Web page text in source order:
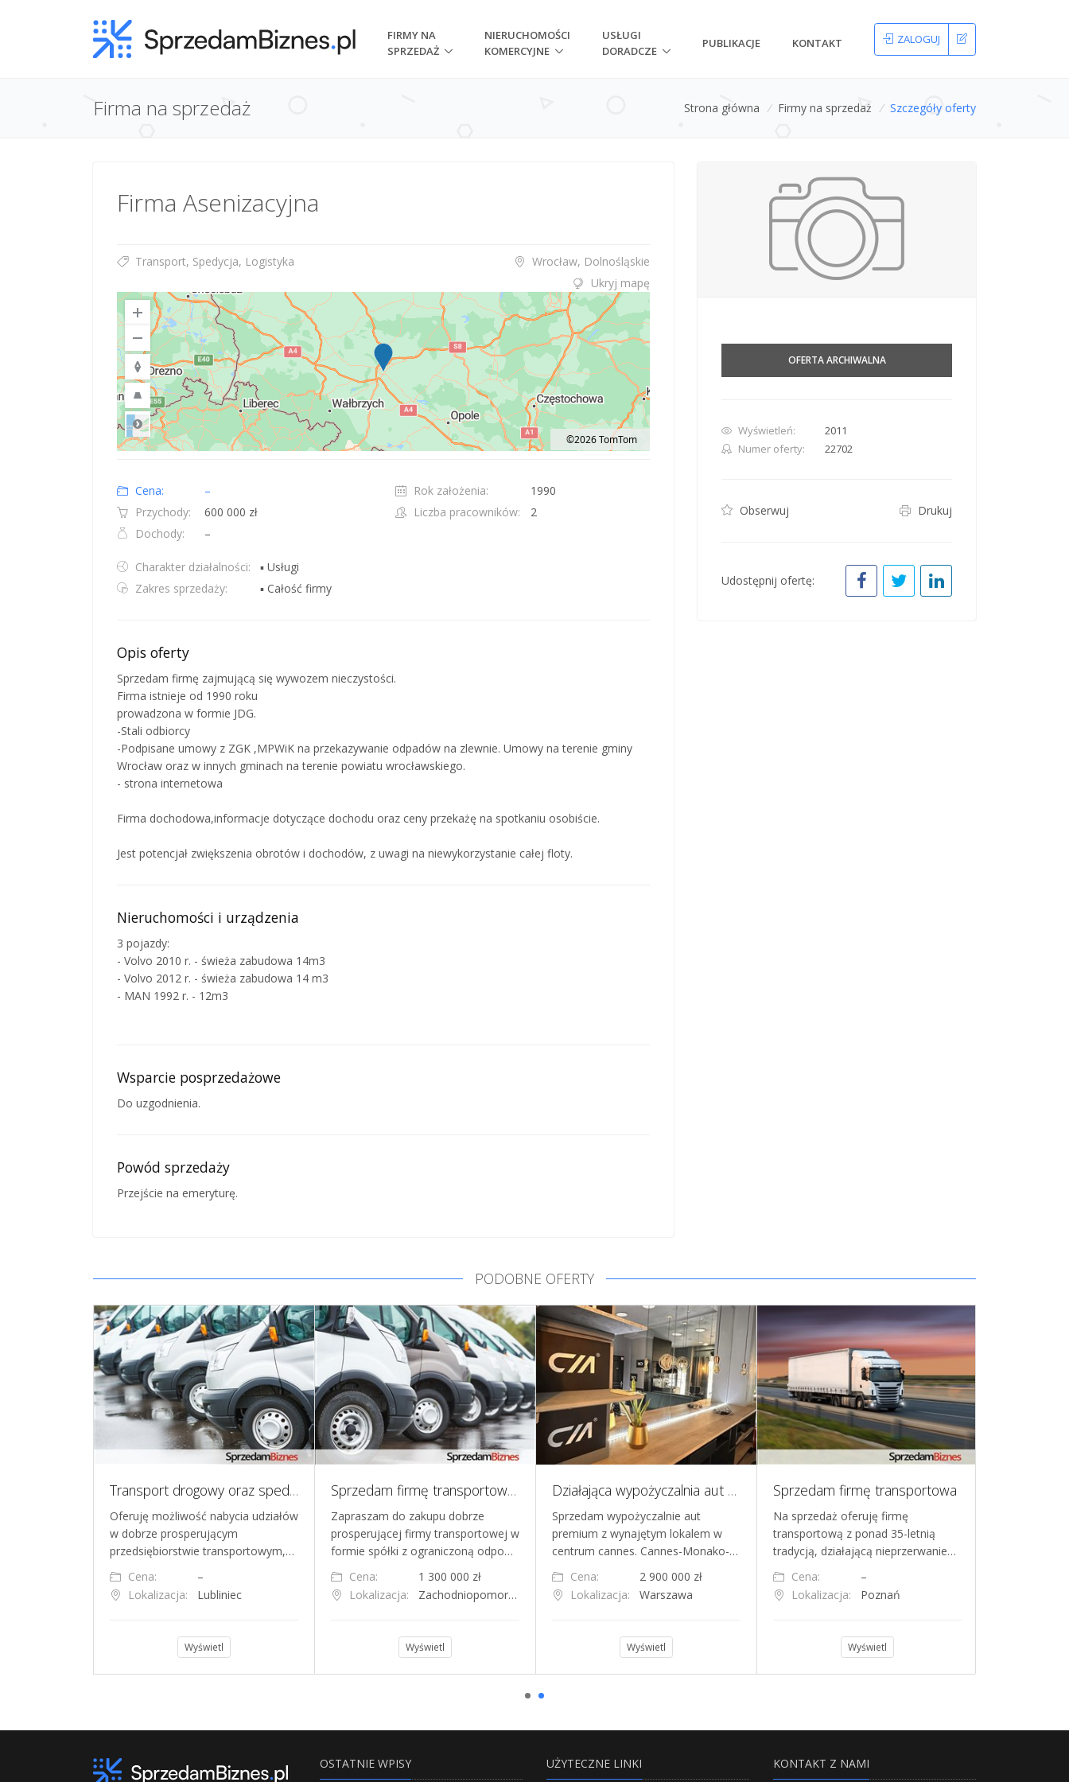
FIRMY NA
SPRZEDAŻ
NIERUCHOMOŚCI
KOMERCYJNE
USŁUGI
DORADCZE
PUBLIKACJE KONTAKT ZALOGUJ
Firma na sprzedaż Strona główna / Firmy na sprzedaż / Szczegóły oferty
Firma Asenizacyjna
Transport, Spedycja, Logistyka
Wrocław, Dolnośląskie
Ukryj mapę
Road
©2026 TomTom
Cena:
–
Przychody:
600 000 zł
Dochody:
–
Rok założenia:
1990
Liczba pracowników:
2
Charakter działalności:
▪ Usługi
Zakres sprzedaży:
▪ Całość firmy
Opis oferty
Sprzedam firmę zajmującą się wywozem nieczystości.
Firma istnieje od 1990 roku
prowadzona w formie JDG.
-Stali odbiorcy
-Podpisane umowy z ZGK ,MPWiK na przekazywanie odpadów na zlewnie. Umowy na terenie gminy
Wrocław oraz w innych gminach na terenie powiatu wrocławskiego.
- strona internetowa
Firma dochodowa,informacje dotyczące dochodu oraz ceny przekażę na spotkaniu osobiście.
Jest potencjał zwiększenia obrotów i dochodów, z uwagi na niewykorzystanie całej floty.
Nieruchomości i urządzenia
3 pojazdy:
- Volvo 2010 r. - świeża zabudowa 14m3
- Volvo 2012 r. - świeża zabudowa 14 m3
- MAN 1992 r. - 12m3
Wsparcie posprzedażowe
Do uzgodnienia.
Powód sprzedaży
Przejście na emeryturę.
OFERTA ARCHIWALNA
Wyświetleń:
2011
Numer oferty:
22702
Obserwuj Drukuj
Udostępnij ofertę:
PODOBNE OFERTY
Transport drogowy oraz spedycja, mniejszościowe udziały, wspólnik
Oferuję możliwość nabycia udziałów
w dobrze prosperującym
przedsiębiorstwie transportowym,…
Cena:
–
Lokalizacja:
Lubliniec
Wyświetl
Sprzedam firmę transportową sp. z o.o. z licencją międzynarodową
Zapraszam do zakupu dobrze
prosperującej firmy transportowej w
formie spółki z ograniczoną odpo…
Cena:
1 300 000 zł
Lokalizacja:
Zachodniopomorskie
Wyświetl
Działająca wypożyczalnia aut segmentu premium w Monako
Sprzedam wypożyczalnie aut
premium z wynajętym lokalem w
centrum cannes. Cannes-Monako-…
Cena:
2 900 000 zł
Lokalizacja:
Warszawa
Wyświetl
Sprzedam firmę transportowa
Na sprzedaż oferuję firmę
transportową z ponad 35-letnią
tradycją, działającą nieprzerwanie…
Cena:
–
Lokalizacja:
Poznań
Wyświetl
OSTATNIE WPISY UŻYTECZNE LINKI KONTAKT Z NAMI